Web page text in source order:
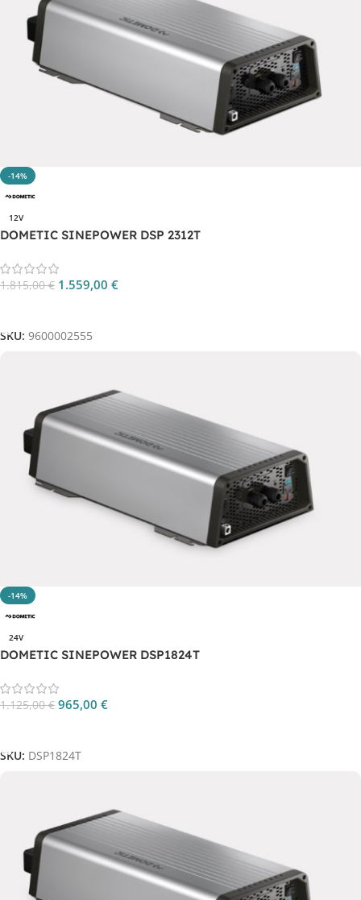
-14%
12V
DOMETIC SINEPOWER DSP 2312T
1.815,00€ 1.559,00 €
SKU: 9600002555
-14%
24V
DOMETIC SINEPOWER DSP1824T
1.125,00€ 965,00 €
SKU: DSP1824T